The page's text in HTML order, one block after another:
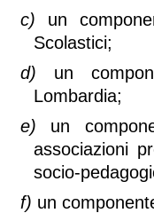
c) un
Scolastici;
d) un
Lombardia;
e) un
associazioni
socio-
f) un